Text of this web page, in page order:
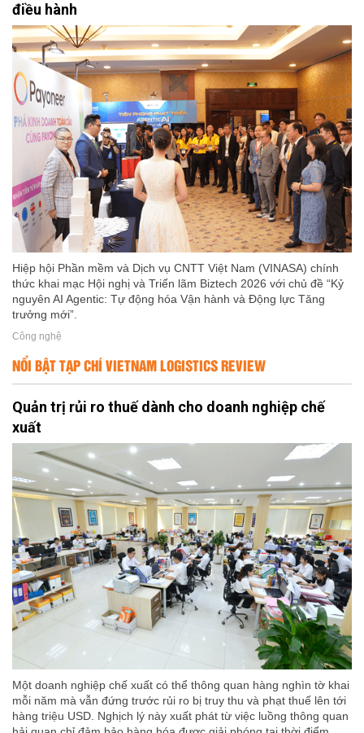
điều hành
Hiệp hội Phần mềm và Dịch vụ CNTT Việt Nam (VINASA) chính
thức khai mạc Hội nghị và Triển lãm Biztech 2026 với chủ đề “Kỷ
nguyên AI Agentic: Tự động hóa Vận hành và Động lực Tăng
trưởng mới”.
Công nghệ
NỔI BẬT TẠP CHÍ VIETNAM LOGISTICS REVIEW
Quản trị rủi ro thuế dành cho doanh nghiệp chế
xuất
Một doanh nghiệp chế xuất có thể thông quan hàng nghìn tờ khai
mỗi năm mà vẫn đứng trước rủi ro bị truy thu và phạt thuế lên tới
hàng triệu USD. Nghịch lý này xuất phát từ việc luồng thông quan